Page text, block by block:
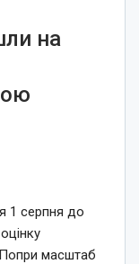
на
1 серпня до
Попри масштаб